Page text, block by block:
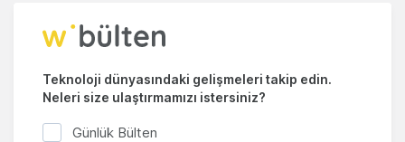
Teknoloji dünyasındaki gelişmeleri takip edin.
Neleri size ulaştırmamızı istersiniz?
Günlük Bülten